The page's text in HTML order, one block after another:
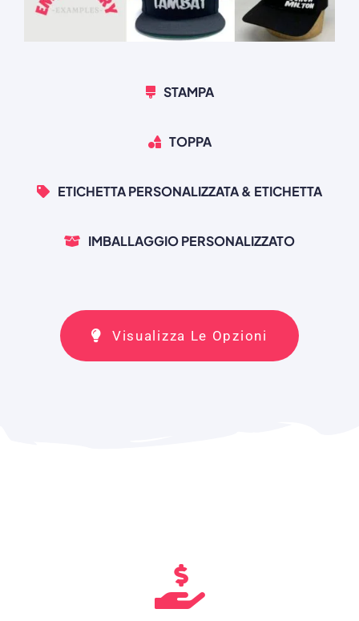
STAMPA
TOPPA
ETICHETTA PERSONALIZZATA & ETICHETTA
IMBALLAGGIO PERSONALIZZATO
Visualizza Le Opzioni